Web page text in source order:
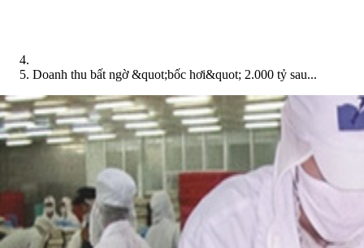
Doanh thu bất ngờ &quot;bốc hơi&quot; 2.000 tỷ sau...